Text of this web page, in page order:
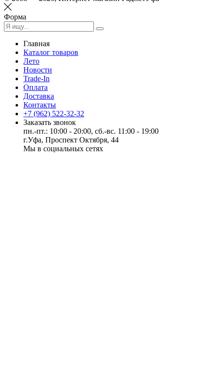
Форма
Главная
Каталог товаров
Лето
Новости
Trade-In
Оплата
Доставка
Контакты
+7 (962) 522-32-32
Заказать звонок
пн.-пт.: 10:00 - 20:00, сб.-вс. 11:00 - 19:00
г.Уфа, Проспект Октября, 44
Мы в социальных сетях